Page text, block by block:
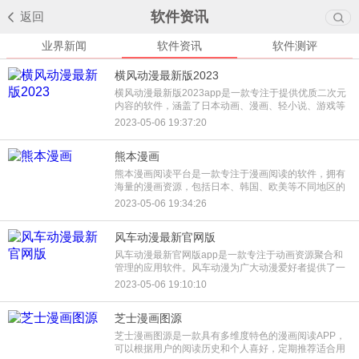
返回 软件资讯
业界新闻 软件资讯 软件测评
横风动漫最新版2023
横风动漫最新版2023app是一款专注于提供优质二次元
内容的软件，涵盖了日本动画、漫画、轻小说、游戏等
多种元素，为用户打造了一个全方位的二次元世界。无
2023-05-06 19:37:20
熊本漫画
熊本漫画阅读平台是一款专注于漫画阅读的软件，拥有
海量的漫画资源，包括日本、韩国、欧美等不同地区的
漫画作品。用户可以通过熊本漫画阅读平台轻松地浏
2023-05-06 19:34:26
风车动漫最新官网版
风车动漫最新官网版app是一款专注于动画资源聚合和
管理的应用软件。风车动漫为广大动漫爱好者提供了一
个便捷的平台，让他们可以轻松地查找和收藏自己喜欢
2023-05-06 19:10:10
芝士漫画图源
芝士漫画图源是一款具有多维度特色的漫画阅读APP，
可以根据用户的阅读历史和个人喜好，定期推荐适合用